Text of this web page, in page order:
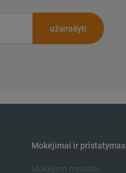
užsirašyti
Mokėjimai ir pristatymas
Mokėjimo metodai